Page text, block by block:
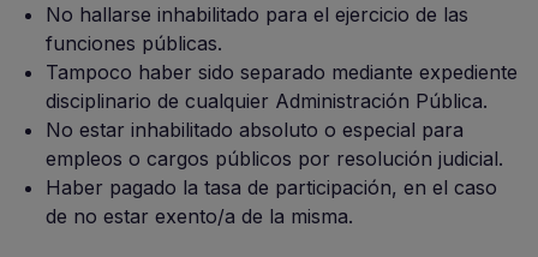
No hallarse inhabilitado para el ejercicio de las
funciones públicas.
Tampoco haber sido separado mediante expediente
disciplinario de cualquier Administración Pública.
No estar inhabilitado absoluto o especial para
empleos o cargos públicos por resolución judicial.
Haber pagado la tasa de participación, en el caso
de no estar exento/a de la misma.